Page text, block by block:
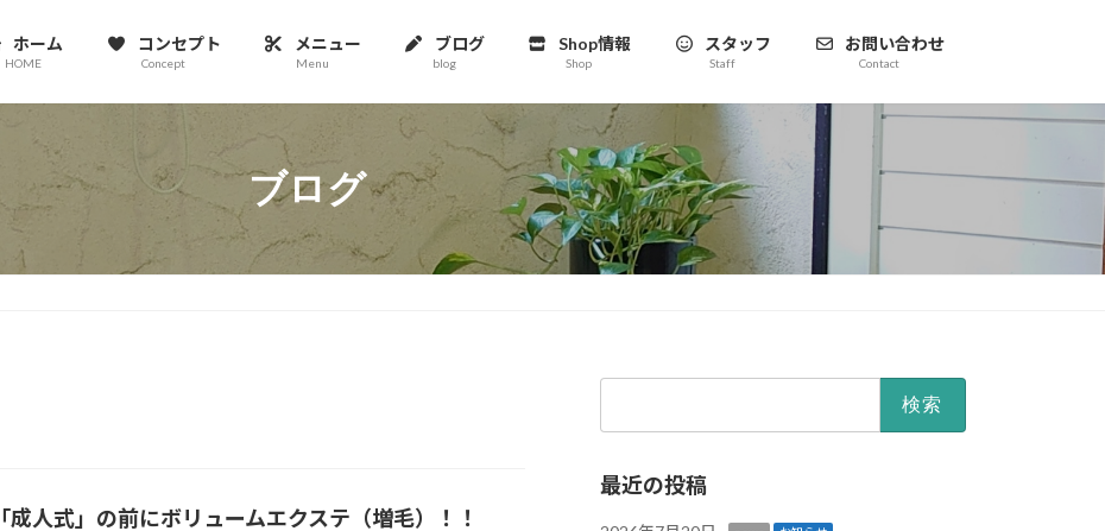
ホーム
HOME
コンセプト
Concept
メニュー
Menu
ブログ
blog
Shop情報
Shop
スタッフ
Staff
お問い合わせ
Contact
ブログ
「成人式」の前にボリュームエクステ（増毛）！！
最近の投稿